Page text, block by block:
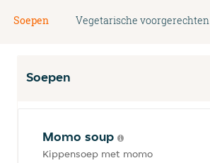
Soepen Vegetarische voorgerechten
Soepen
Momo soup
Kippensoep met momo